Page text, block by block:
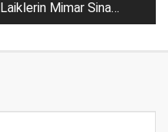
Laiklerin Mimar Sinan’ı
Yok